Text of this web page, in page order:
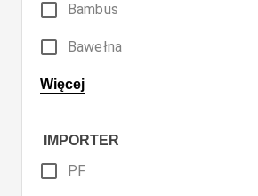
Różowy
Bambus
Bawełna
Ceramika
Więcej
IMPORTER
PF